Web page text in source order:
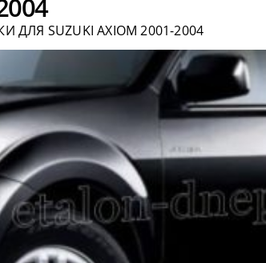
ДЛЯ SUZUKI AXIOM 2001-2004